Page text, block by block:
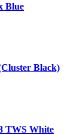
Blue
Black)
TWS White